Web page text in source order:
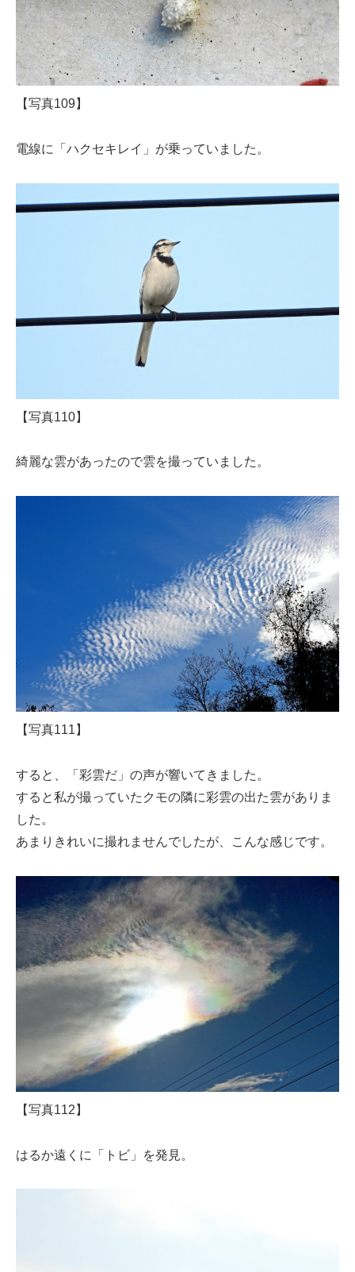
【写真109】
電線に「ハクセキレイ」が乗っていました。
【写真110】
綺麗な雲があったので雲を撮っていました。
【写真111】
すると、「彩雲だ」の声が響いてきました。
すると私が撮っていたクモの隣に彩雲の出た雲がありま
した。
あまりきれいに撮れませんでしたが、こんな感じです。
【写真112】
はるか遠くに「トビ」を発見。